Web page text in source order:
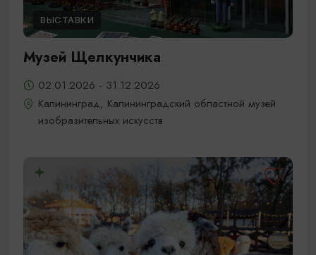
ВЫСТАВКИ
Музей Щелкунчика
02.01.2026 - 31.12.2026
Калининград, Калининградский областной музей
изобразительных искусств